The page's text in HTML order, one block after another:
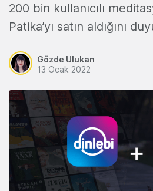
200 bin kullanıcılı
Patika’yı satın aldığını
Gözde Ulukan
13 Ocak 2022